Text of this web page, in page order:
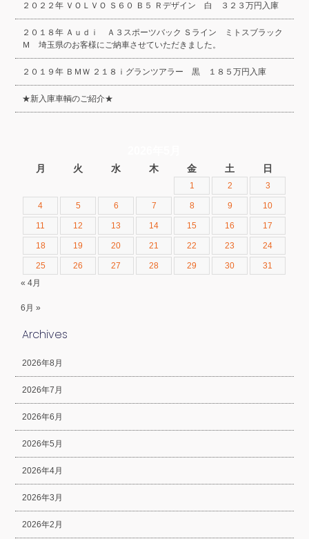
２０２２年 ＶＯＬＶＯ Ｓ６０ Ｂ５ Ｒデザイン 白 ３２３万円入庫
２０１８年 Ａｕｄｉ Ａ３スポーツバック Ｓライン ミトスブラック
Ｍ 埼玉県のお客様にご納車させていただきました。
２０１９年 ＢＭＷ ２１８ｉグランツアラー 黒 １８５万円入庫
★新入庫車輌のご紹介★
月 火 水 木 金 土 日
1 2 3
4 5 6 7 8 9 10
11 12 13 14 15 16 17
18 19 20 21 22 23 24
25 26 27 28 29 30
31
« 4月
6月 »
Archives
2026年8月
2026年7月
2026年6月
2026年5月
2026年4月
2026年3月
2026年2月